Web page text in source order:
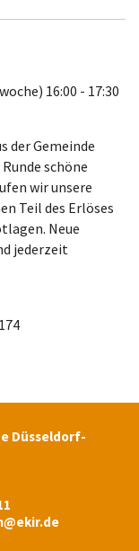
16:00 - 17:30
der Gemeinde
schöne
wir unsere
Teil des Erlöses
Neue
jederzeit
Düsseldorf-